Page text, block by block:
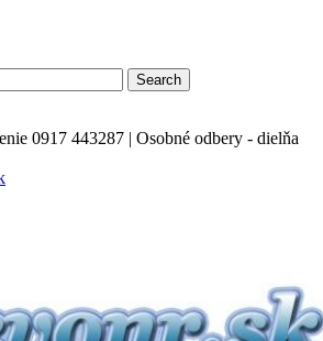
Search
0917 443287 | Osobné odbery - dielňa